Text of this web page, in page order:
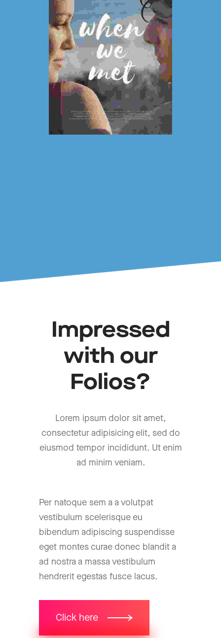
Impressed
with our
Folios?
Lorem ipsum dolor sit amet,
consectetur adipisicing elit, sed do
eiusmod tempor incididunt. Ut enim
ad minim veniam.
Per natoque sem a a volutpat
vestibulum scelerisque eu
bibendum adipiscing suspendisse
eget montes curae donec blandit a
ad nostra a massa vestibulum
hendrerit egestas fusce lacus.
Click here